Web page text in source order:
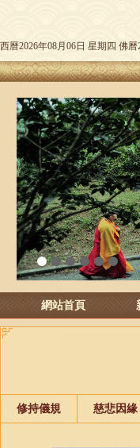
西曆2026年08月06日 星期四 佛
1 2 3 4 5 6
網站首頁
修持儀規 慈悲因緣